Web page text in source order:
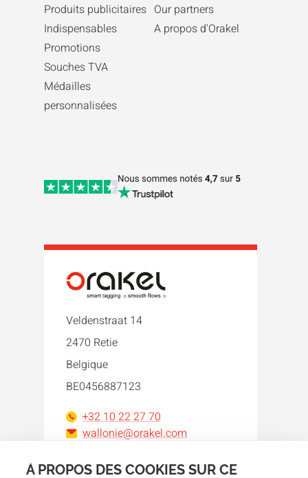
À PROPOS DES COOKIES SUR CE
Produits publicitaires
Indispensables
Promotions
Souches TVA
Médailles
personnalisées
Our partners
A propos d'Orakel
Veldenstraat 14
2470 Retie
Belgique
BE0456887123
+32 10 22 27 70
wallonie@orakel.com
FacebookInstagram
LinkedInWhatsApp
YouTube